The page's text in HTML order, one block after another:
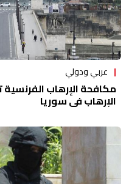
عربي ودولي
مكافحة الإرهاب
الإرهاب في سوريا